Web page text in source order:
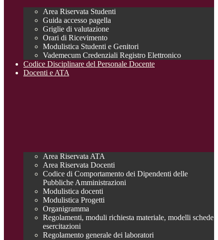
Area Riservata Studenti
Guida accesso pagella
Griglie di valutazione
Orari di Ricevimento
Modulistica Studenti e Genitori
Vademecum Credenziali Registro Elettronico
Codice Disciplinare del Personale Docente
Docenti e ATA
Area Riservata ATA
Area Riservata Docenti
Codice di Comportamento dei Dipendenti delle
Pubbliche Amministrazioni
Modulistica docenti
Modulistica Progetti
Organigramma
Regolamenti, moduli richiesta materiale, modelli schede
esercitazioni
Regolamento generale dei laboratori